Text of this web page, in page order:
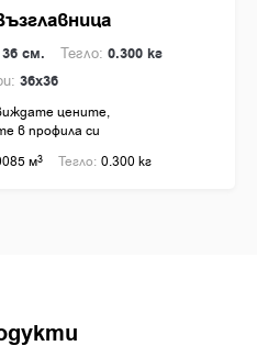
36 см. Тегло: 0.300 кг
36x36
цените,
в профила си
м3 Тегло: 0.300 кг